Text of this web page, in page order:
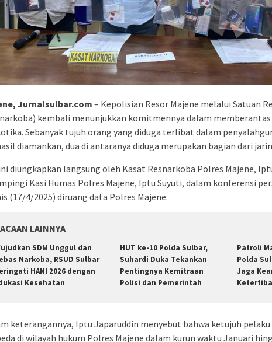
Jurnalsulbar.com – Kepolisian Resor Majene melalui Satuan
kembali menunjukkan komitmennya dalam
Sebanyak tujuh orang yang diduga terlibat dalam
diamankan, dua di antaranya diduga merupakan bagian dari
diungkapkan langsung oleh Kasat Resnarkoba Polres Majene,
Kasi Humas Polres Majene, Iptu Suyuti, dalam konferensi
(17/4/2025) diruang data Polres Majene.
LAINNYA
SDM Unggul dan
Narkoba, RSUD Sulbar
HANI 2026 dengan
Kesehatan
HUT ke-10 Polda Sulbar,
Suhardi Duka Tekankan
Pentingnya Kemitraan
Polisi dan Pemerintah
Patroli
Polda
Jaga
keterangannya, Iptu Japaruddin menyebut bahwa ketujuh
di wilayah hukum Polres Majene dalam kurun waktu Januari